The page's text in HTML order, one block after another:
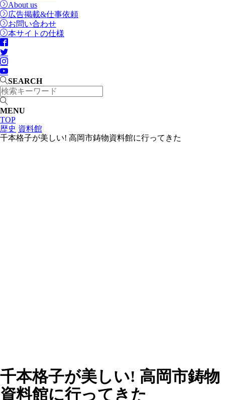
About us
広告掲載&仕事依頼
お問い合わせ
本サイトの仕様
SEARCH
MENU
TOP
歴史 資料館
千本格子が美しい! 高岡市鋳物資料館に行ってきた
千本格子が美しい! 高岡市鋳物
資料館に行ってきた